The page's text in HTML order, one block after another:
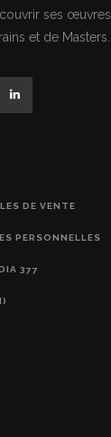
ses œuvres
et de Masters.
DE VENTE
PERSONNELLES
377